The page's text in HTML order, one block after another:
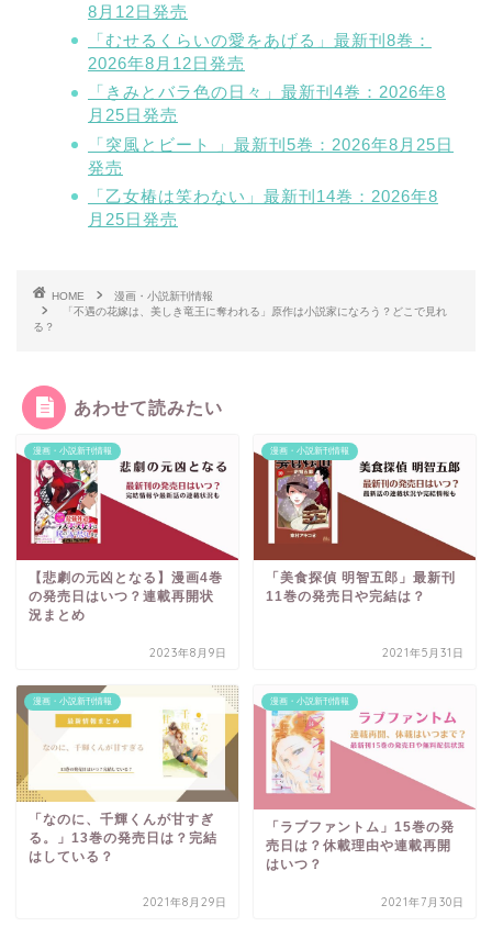
8月12日発売
「むせるくらいの愛をあげる」最新刊8巻：
2026年8月12日発売
「きみとバラ色の日々」最新刊4巻：2026年8
月25日発売
「突風とビート 」最新刊5巻：2026年8月25日
発売
「乙女椿は笑わない」最新刊14巻：2026年8
月25日発売
HOME
漫画・小説新刊情報
「不遇の花嫁は、美しき竜王に奪われる」原作は小説家になろう？どこで見れ
る？
あわせて読みたい
漫画・小説新刊情報
【悲劇の元凶となる】漫画4巻
の発売日はいつ？連載再開状
況まとめ
2023年8月9日
漫画・小説新刊情報
「美食探偵 明智五郎」最新刊
11巻の発売日や完結は？
2021年5月31日
漫画・小説新刊情報
「なのに、千輝くんが甘すぎ
る。」13巻の発売日は？完結
はしている？
2021年8月29日
漫画・小説新刊情報
「ラブファントム」15巻の発
売日は？休載理由や連載再開
はいつ？
2021年7月30日